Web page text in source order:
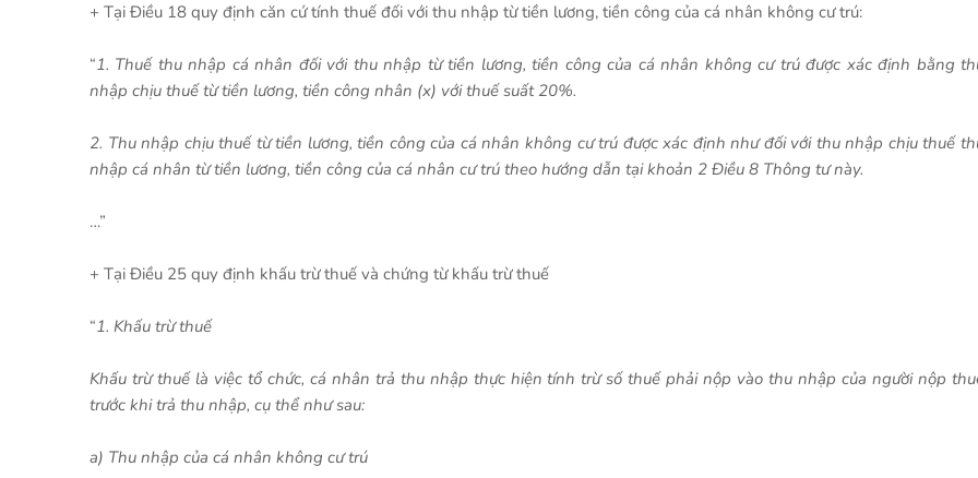
+ Tại Điều 18 quy định căn cứ tính thuế đối với thu nhập từ tiền lương, tiền công của cá nhân không cư trú:
“1. Thuế thu nhập cá nhân đối với thu nhập từ tiền lương, tiền công của cá nhân không cư trú được xác định bằng
nhập chịu thuế từ tiền lương, tiền công nhân (x) với thuế suất 20%.
2. Thu nhập chịu thuế từ tiền lương, tiền công của cá nhân không cư trú được xác định như đối với thu nhập chịu thuế
nhập cá nhân từ tiền lương, tiền công của cá nhân cư trú theo hướng dẫn tại khoản 2 Điều 8 Thông tư này.
…”
+ Tại Điều 25 quy định khấu trừ thuế và chứng từ khấu trừ thuế
“1. Khấu trừ thuế
Khấu trừ thuế là việc tổ chức, cá nhân trả thu nhập thực hiện tính trừ số thuế phải nộp vào thu nhập của người nộp
trước khi trả thu nhập, cụ thể như sau:
a) Thu nhập của cá nhân không cư trú